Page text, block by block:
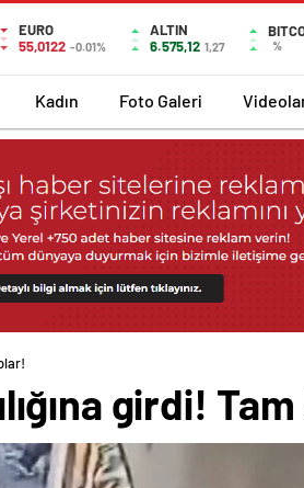
EURO
55,0122 -0.01%
ALTIN
6.575,12 1,27 %
Kadın Foto Galeri
girdi!